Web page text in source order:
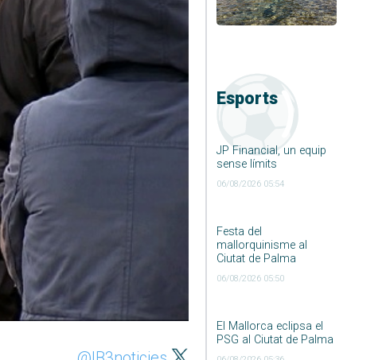
Esports
JP Financial, un equip
sense límits
06/08/2026 05:54
Festa del
mallorquinisme al
Ciutat de Palma
06/08/2026 05:50
El Mallorca eclipsa el
PSG al Ciutat de Palma